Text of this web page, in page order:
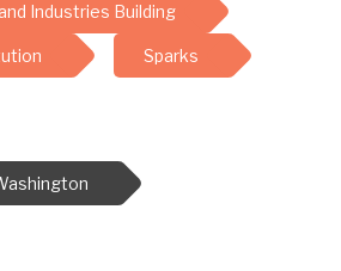
Industries Building
Sparks